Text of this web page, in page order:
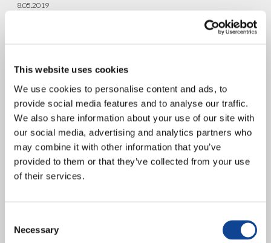
This website uses cookies
We use cookies to personalise content and ads, to
provide social media features and to analyse our traffic.
We also share information about your use of our site with
our social media, advertising and analytics partners who
may combine it with other information that you’ve
provided to them or that they’ve collected from your use
of their services.
Selection
Necessary
8.05.2019
Assemblea di New Humanity
nuova umanità
Consiglio direttivo e dei rappresentanti delle sedi estere di New
Humanity 2019, dedicato ad un’analisi dell’attuazione della...